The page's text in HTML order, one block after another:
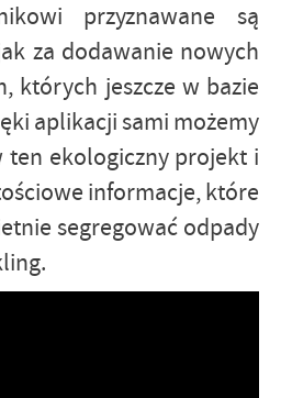
przyznawane są
za dodawanie nowych
których jeszcze w bazie
aplikacji sami możemy
ten ekologiczny projekt i
informacje, które
segregować odpady